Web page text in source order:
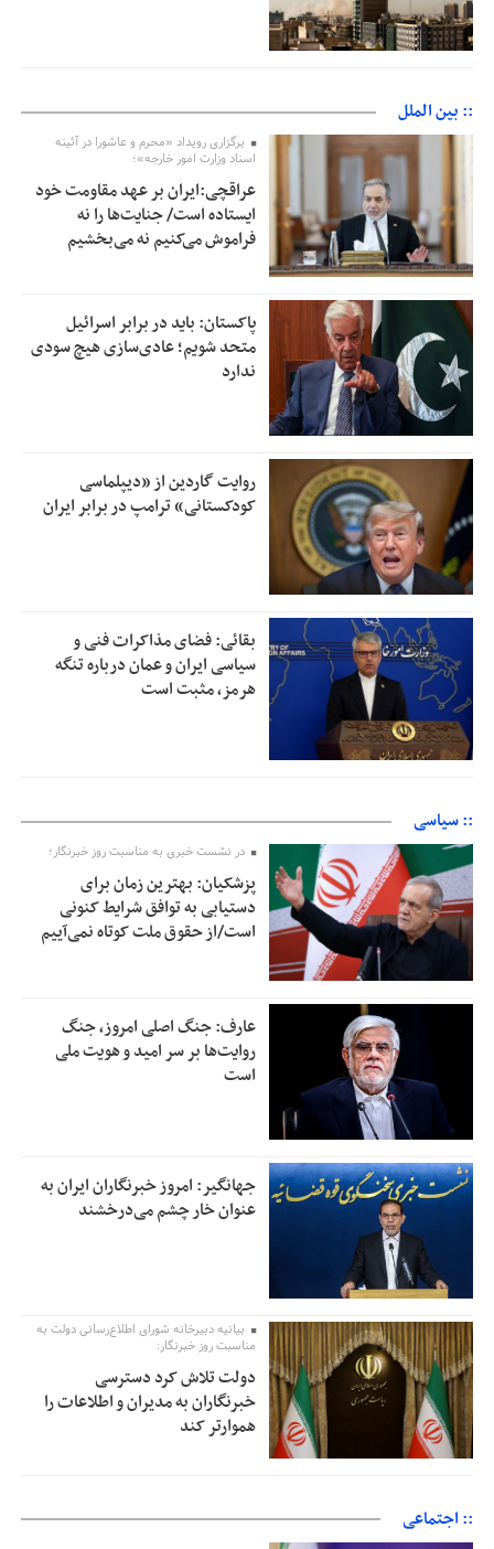
:: بین الملل
برگزاری رویداد «محرم و عاشورا در آئینه
اسناد وزارت امور خارجه»؛
عراقچی:ایران بر عهد مقاومت خود
ایستاده است/ جنایت‌ها را نه
فراموش می‌کنیم نه می‌بخشیم
پاکستان: باید در برابر اسرائیل
متحد شویم؛ عادی‌سازی هیچ سودی
ندارد
روایت گاردین از «دیپلماسی
کودکستانی» ترامپ در برابر ایران
بقائی: فضای مذاکرات فنی و
سیاسی ایران و عمان درباره تنگه
هرمز، مثبت است
:: سیاسی
در نشست خبری به مناسبت روز خبرنگار؛
پزشکیان‌: بهترین زمان برای
دستیابی به توافق شرایط کنونی
است/از حقوق ملت کوتاه نمی‌آییم
عارف: جنگ اصلی امروز، جنگ
روایت‌ها بر سر امید و هویت ملی
است
جهانگیر: امروز خبرنگاران ایران به
عنوان خار چشم می‌درخشند
بیانیه دبیرخانه شورای اطلاع‌رسانی دولت به
مناسبت روز خبرنگار:
دولت تلاش کرد دسترسی
خبرنگاران به مدیران و اطلاعات را
هموارتر کند
:: اجتماعی